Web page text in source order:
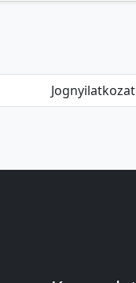
Jognyilatkozat